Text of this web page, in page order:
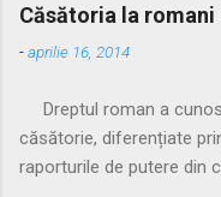
Căsătoria la romani
-aprilie 16, 2014
Dreptul roman a
căsătorie, diferențiate
raporturile de putere din